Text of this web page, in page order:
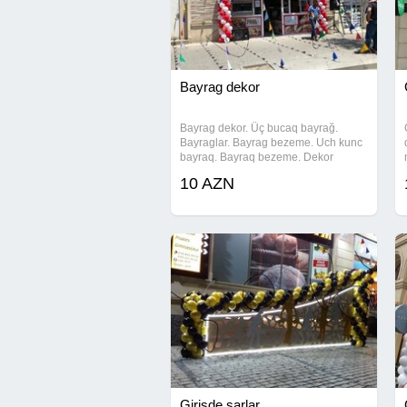
Bayrag dekor
Bayrag dekor. Üç bucaq bayrağ.
Bayraglar. Bayrag bezeme. Uch kunc
bayraq. Bayraq bezeme. Dekor
Üçbucaq bayrağ. Bayraq decor.
açılış bayrağlar. açılış
10 AZN